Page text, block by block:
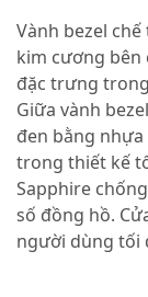
Vành bezel
kim cương bên
đặc trưng
Giữa vành
đen bằng
trong thiết kế
Sapphire
số đồng hồ.
người dùng tối